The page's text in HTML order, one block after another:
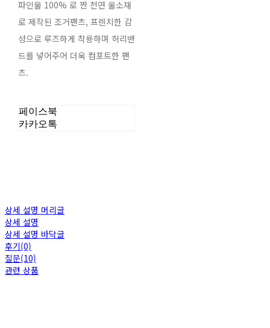
파인울 100% 로 짠 천연 울소재
로 제작된 조거팬츠, 프렌치한 감
성으로 루즈하게 착용하며 허리밴
드를 넣어주어 더욱 컴포트한 팬
츠.
페이스북
카카오톡
상세 설명 머리글
상세 설명
상세 설명 바닥글
후기(0)
질문(10)
관련 상품